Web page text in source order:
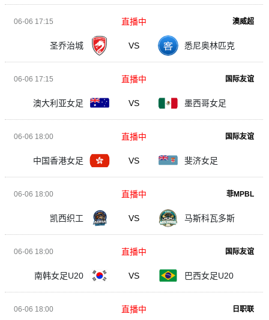
06-06 17:15 澳威超
圣乔治城 VS 悉尼奥林匹克
直播中
06-06 17:15 国际友谊
澳大利亚女足 VS 墨西哥女足
直播中
06-06 18:00 国际友谊
中国香港女足 VS 斐济女足
直播中
06-06 18:00 菲MPBL
凯西织工 VS 马斯科瓦多斯
直播中
06-06 18:00 国际友谊
南韩女足U20 VS 巴西女足U20
直播中
06-06 18:00 日职联
直播中